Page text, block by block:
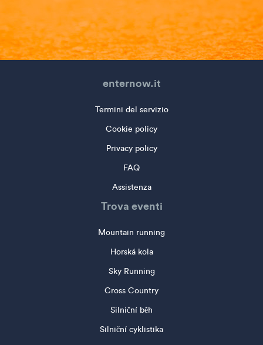
enternow.it
Termini del servizio
Cookie policy
Privacy policy
FAQ
Assistenza
Trova eventi
Mountain running
Horská kola
Sky Running
Cross Country
Silniční běh
Silniční cyklistika